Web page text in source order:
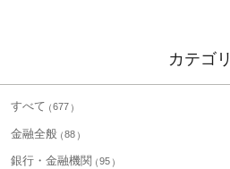
カテゴリ
すべて 677
金融全般 88
銀行・金融機関 95